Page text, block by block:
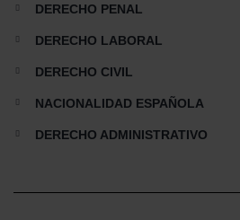
DERECHO PENAL
DERECHO LABORAL
DERECHO CIVIL
NACIONALIDAD ESPAÑOLA
DERECHO ADMINISTRATIVO